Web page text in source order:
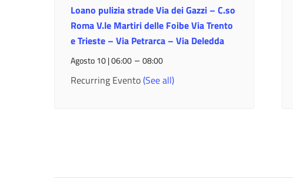
Loano pulizia strade Via dei Gazzi – C.so
Roma V.le Martiri delle Foibe Via Trento
e Trieste – Via Petrarca – Via Deledda
Agosto 10 | 06:00 –08:00
Recurring Evento(See all)